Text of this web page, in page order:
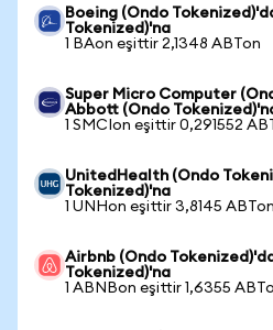
Boeing (Ondo
Tokenized)'na
1 BAon eşittir 2,1348 ABTon
Super Micro Computer
Abbott (Ondo
1 SMCIon eşittir 0,291552
UnitedHealth (Ondo
Tokenized)'na
1 UNHon eşittir 3,8145 ABTon
Airbnb (Ondo
Tokenized)'na
1 ABNBon eşittir 1,6355